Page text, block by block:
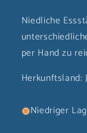
Niedliche
per Hand zu
Herkunftsland:
Niedriger